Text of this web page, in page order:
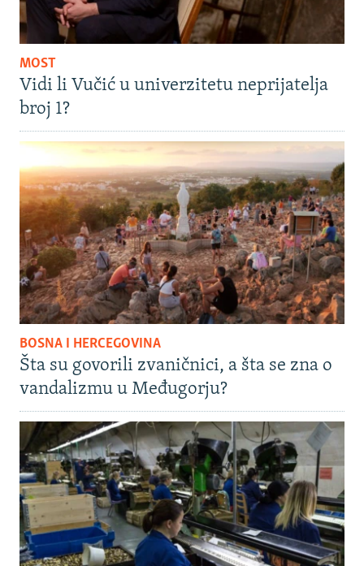
MOST
Vidi li Vučić u univerzitetu neprijatelja
broj 1?
BOSNA I HERCEGOVINA
Šta su govorili zvaničnici, a šta se zna o
vandalizmu u Međugorju?